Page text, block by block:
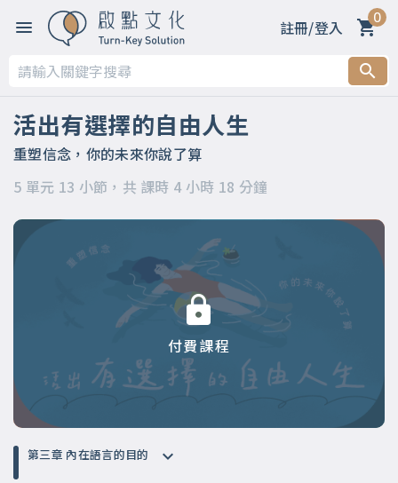
註冊/登入 0
活出有選擇的自由人生
重塑信念，你的未來你說了算
5 單元 13 小節，共 課時 4 小時 18 分鐘
付費課程
第一章 開篇～歡迎來到「命運轉運站」
第二章 內在語言的形式
第三章 內在語言的目的
第四章 重塑語言就是改造信念
第三章 內在語言的目的